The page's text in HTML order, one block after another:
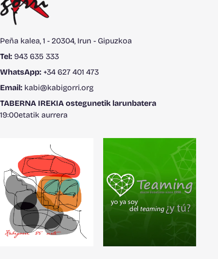
Peña kalea, 1 - 20304, Irun - Gipuzkoa
Tel: 943 635 333
WhatsApp: +34 627 401 473
Email: kabi@kabigorri.org
TABERNA IREKIA ostegunetik larunbatera
19:00etatik aurrera